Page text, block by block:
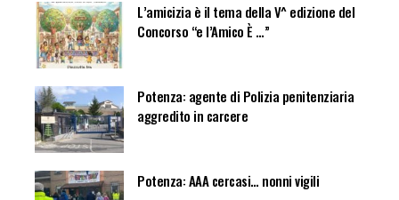
L’amicizia è il tema della V^ edizione del
Concorso “e l’Amico È …”
Potenza: agente di Polizia penitenziaria
aggredito in carcere
Potenza: AAA cercasi… nonni vigili